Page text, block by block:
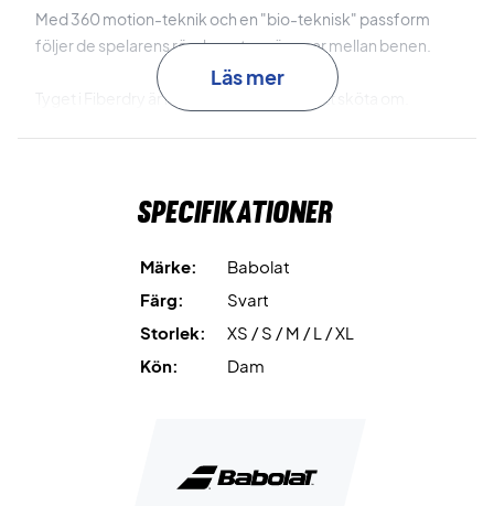
Med 360 motion-teknik och en "bio-teknisk" passform
följer de spelarens rörelser utan sömmar mellan benen.
Tyget i Fiberdry är lätt, mjukt och enkelt att sköta om.
Material: 92% återvunnen polyester, 8% elastan.
Läs mer
Specifikationer
Märke:
Babolat
Färg:
Svart
Storlek:
XS / S / M / L / XL
Kön:
Dam